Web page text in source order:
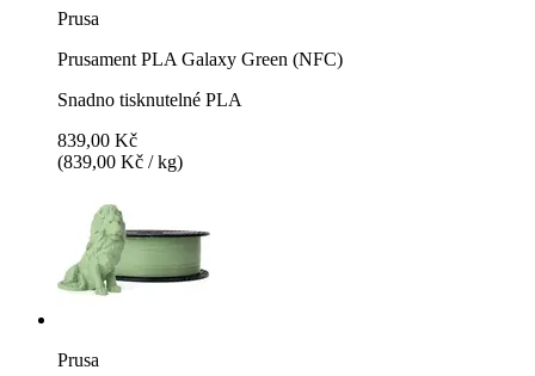
Prusa
Prusament PLA Galaxy Green (NFC)
Snadno tisknutelné PLA
839,00 Kč
(839,00 Kč / kg)
Prusa